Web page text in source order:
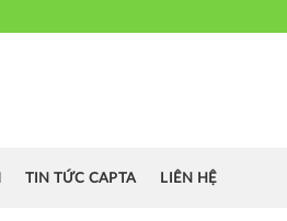
TIN TỨC CAPTA LIÊN HỆ